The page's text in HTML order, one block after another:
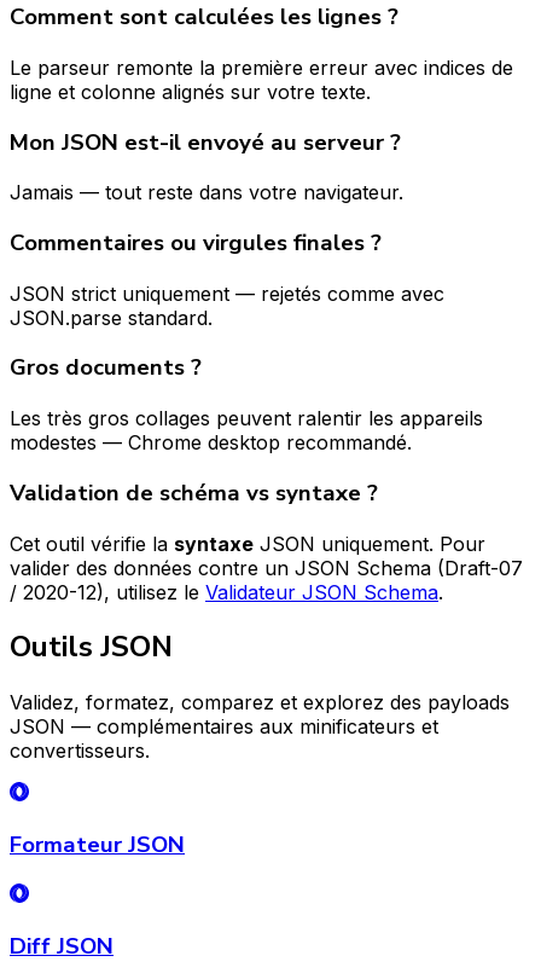
Comment sont calculées les lignes ?
Le parseur remonte la première erreur avec indices de
ligne et colonne alignés sur votre texte.
Mon JSON est-il envoyé au serveur ?
Jamais — tout reste dans votre navigateur.
Commentaires ou virgules finales ?
JSON strict uniquement — rejetés comme avec
JSON.parse standard.
Gros documents ?
Les très gros collages peuvent ralentir les appareils
modestes — Chrome desktop recommandé.
Validation de schéma vs syntaxe ?
Cet outil vérifie la syntaxe JSON uniquement. Pour
valider des données contre un JSON Schema (Draft-07
/ 2020-12), utilisez le Validateur JSON Schema.
Outils JSON
Validez, formatez, comparez et explorez des payloads
JSON — complémentaires aux minificateurs et
convertisseurs.
Formateur JSON
Diff JSON